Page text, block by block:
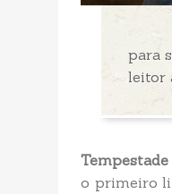
para
leitor
o primeiro